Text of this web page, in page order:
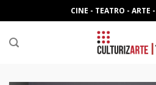
to
content
CINE - TEATRO - ARTE